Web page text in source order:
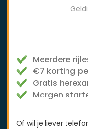
Meerdere
€7 korting
Gratis
Morgen
Of wil je liever